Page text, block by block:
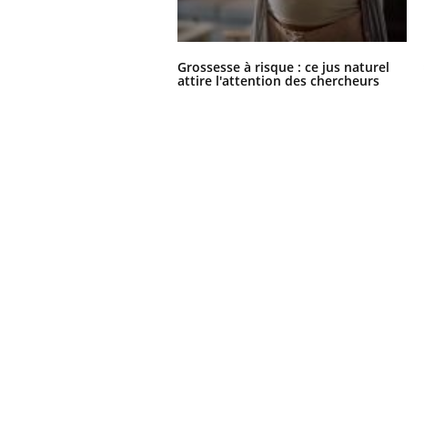
Grossesse à risque : ce jus naturel
attire l'attention des chercheurs